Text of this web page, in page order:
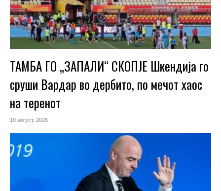
ТАМБА ГО „ЗАПАЛИ“ СКОПЈЕ Шкендија го
сруши Вардар во дербито, по мечот хаос
на теренот
10 август, 2026